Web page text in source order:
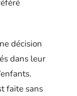
décision
dans leur
faite sans